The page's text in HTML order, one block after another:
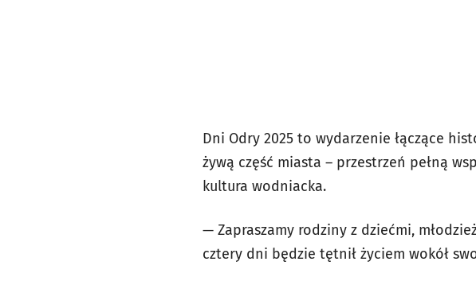
Dni Odry 2025 to wydarzenie łączące
żywą część miasta – przestrzeń pełną
kultura wodniacka.
— Zapraszamy rodziny z dziećmi,
cztery dni będzie tętnił życiem wokół